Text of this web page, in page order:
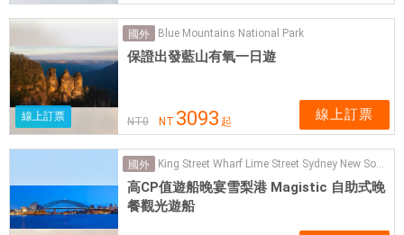
線上訂票
國外 Blue Mountains National Park
保證出發藍山有氧一日遊
NT0 NT 3093 起 線上訂票
國外 King Street Wharf Lime Street Sydney New South Wales Australia
高CP值遊船晚宴雪梨港 Magistic 自助式晚
餐觀光遊船